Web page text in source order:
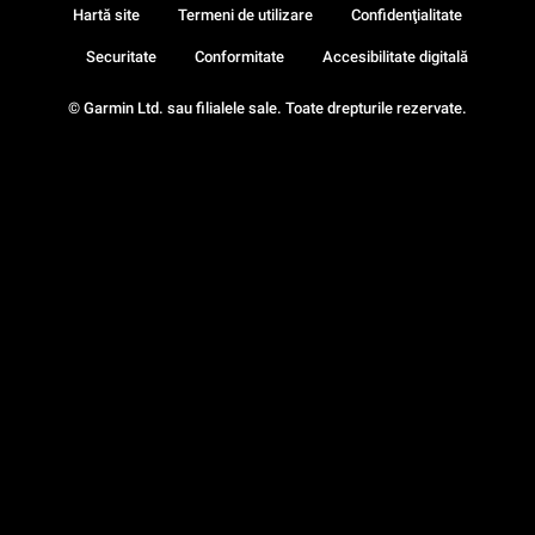
© Garmin Ltd. sau filialele sale. Toate drepturile rezervate.
Hartă site Termeni de utilizare Confidenţialitate
Securitate Conformitate Accesibilitate digitală